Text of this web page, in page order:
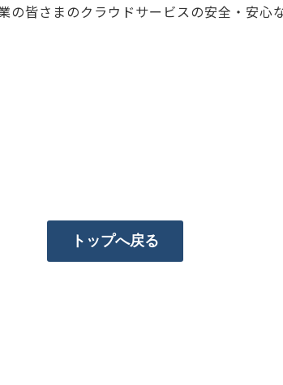
の皆さまのクラウドサービスの安全・安心
トップへ戻る